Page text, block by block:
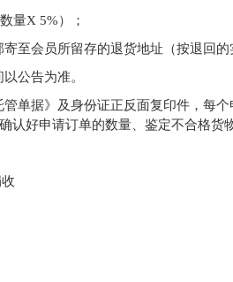
量X 5%）
；
至会员所留存的退货地址（按退回的
以公告为准。
单据》及身份证正反面复印件，每
认好申请订单的数量、鉴定不合格货